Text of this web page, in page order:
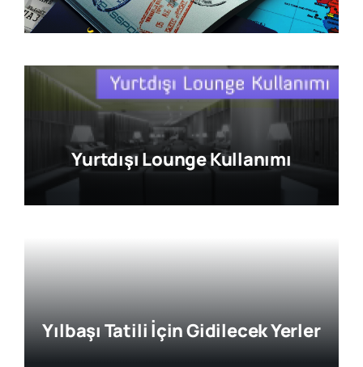
Yurtdışı Lounge Kullanımı
Yılbaşı Tatili İçin Gidilecek Yerler